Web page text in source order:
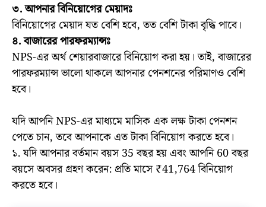
৩. আপনার বিনিয়োগের মেয়াদঃ
বিনিয়োগের মেয়াদ যত বেশি হবে, তত বেশি টাকা বৃদ্ধি পাবে।
৪. বাজারের পারফরম্যান্সঃ
NPS-এর অর্থ শেয়ারবাজারে বিনিয়োগ করা হয়। তাই, বাজারের
পারফরম্যান্স ভালো থাকলে আপনার পেনশনের পরিমাণও বেশি
হবে।
যদি আপনি NPS-এর মাধ্যমে মাসিক এক লক্ষ টাকা পেনশন
পেতে চান, তবে আপনাকে এত টাকা বিনিয়োগ করতে হবে।
১. যদি আপনার বর্তমান বয়স 35 বছর হয় এবং আপনি 60 বছর
বয়সে অবসর গ্রহণ করেন: প্রতি মাসে ₹41,764 বিনিয়োগ
করতে হবে।